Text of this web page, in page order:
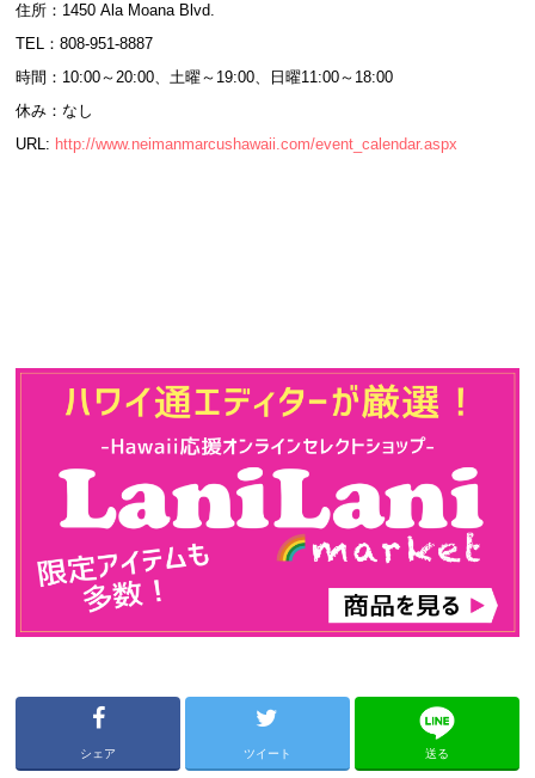
住所：1450 Ala Moana Blvd.
TEL：808-951-8887
時間：10:00～20:00、土曜～19:00、日曜11:00～18:00
休み：なし
URL: http://www.neimanmarcushawaii.com/event_calendar.aspx
シェア ツイート 送る